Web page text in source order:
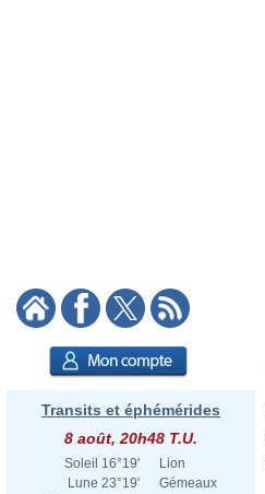
Transits et éphémérides
8 août, 20h48 T.U.
Soleil 16°19'
Lion
Lune 23°19'
Gémeaux